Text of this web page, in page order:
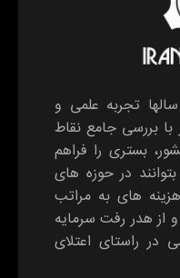
سالها تجربه علمی و
بررسی جامع نقاط
بستری را فراهم
در حوزه های
های به مراتب
و از هدر رفت سرمایه
در راستای اعتلای